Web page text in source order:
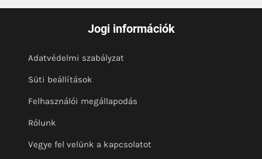
Jogi információk
Adatvédelmi szabályzat
Süti beállítások
Felhasználói megállapodás
Rólunk
Vegye fel velünk a kapcsolatot